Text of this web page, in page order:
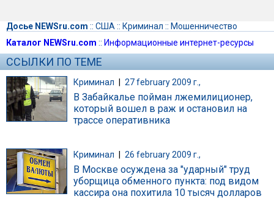
Досье NEWSru.com :: США :: Криминал :: Мошенничество
Каталог NEWSru.com :: Информационные интернет-ресурсы
ССЫЛКИ ПО ТЕМЕ
Криминал | 27 february 2009 г.,
В Забайкалье пойман лжемилиционер,
который вошел в раж и остановил на
трассе оперативника
Криминал 26 february 2009 г.,
В Москве осуждена за "ударный" труд
уборщица обменного пункта: под видом
кассира она похитила 10 тысяч долларов